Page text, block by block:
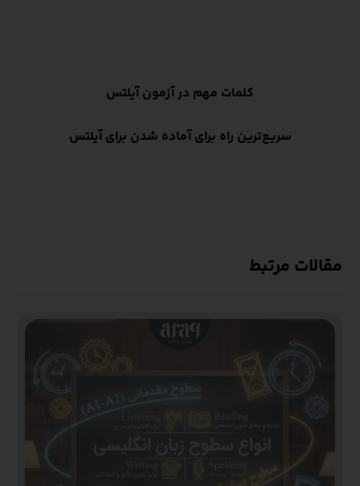
کلمات مهم در آزمون آیلتس
سریع‌ترین راه برای آماده شدن برای آیلتس
مقالات مرتبط